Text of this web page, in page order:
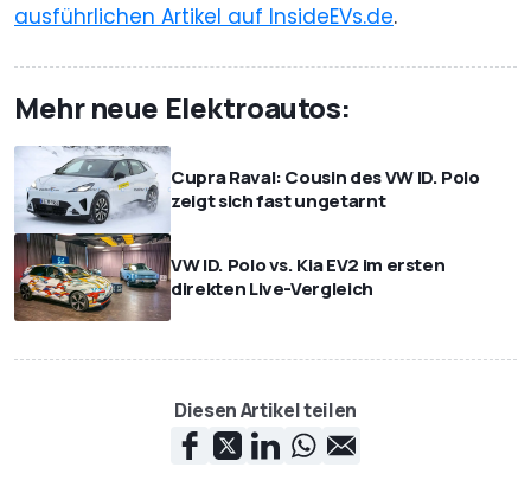
ausführlichen Artikel auf InsideEVs.de.
Mehr neue Elektroautos:
Cupra Raval: Cousin des VW ID. Polo
zeigt sich fast ungetarnt
VW ID. Polo vs. Kia EV2 im ersten
direkten Live-Vergleich
Diesen Artikel teilen